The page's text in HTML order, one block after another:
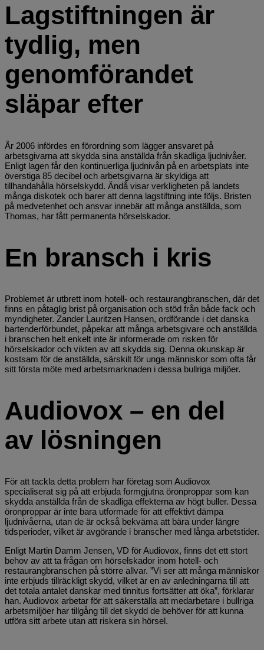
Lagstiftningen är
tydlig, men
genomförandet
släpar efter
År 2006 infördes en förordning som lägger ansvaret på
arbetsgivarna att skydda sina anställda från skadliga ljudnivåer.
Enligt lagen får den kontinuerliga ljudnivån på en arbetsplats inte
överstiga 85 decibel och arbetsgivarna är skyldiga att
tillhandahålla hörselskydd. Ändå visar verkligheten på landets
många diskotek och barer att denna lagstiftning inte följs. Bristen
på medvetenhet och ansvar innebär att många anställda, som
Thomas, har fått permanenta hörselskador.
En bransch i kris
Problemet är utbrett inom hotell- och restaurangbranschen, där det
finns en påtaglig brist på organisation och stöd från både fack och
myndigheter. Zander Lauritzen Hansen, ordförande i det danska
bartenderförbundet, påpekar att många arbetsgivare och anställda
i branschen helt enkelt inte är informerade om risken för
hörselskador och vikten av att skydda sig. Denna okunskap är
kostsam för de anställda, särskilt för unga människor som ofta får
sitt första möte med arbetsmarknaden i dessa bullriga miljöer.
Audiovox – en del
av lösningen
För att tackla detta problem har företag som Audiovox
specialiserat sig på att erbjuda formgjutna öronproppar som kan
skydda anställda från de skadliga effekterna av högt buller. Dessa
öronproppar är inte bara utformade för att effektivt dämpa
ljudnivåerna, utan de är också bekväma att bära under längre
tidsperioder, vilket är avgörande i branscher med långa arbetstider.
Enligt Martin Damm Jensen, VD för Audiovox, finns det ett stort
behov av att ta frågan om hörselskador inom hotell- och
restaurangbranschen på större allvar. ”Vi ser att många människor
inte erbjuds tillräckligt skydd, vilket är en av anledningarna till att
det totala antalet danskar med tinnitus fortsätter att öka”, förklarar
han. Audiovox arbetar för att säkerställa att medarbetare i bullriga
arbetsmiljöer har tillgång till det skydd de behöver för att kunna
utföra sitt arbete utan att riskera sin hörsel.